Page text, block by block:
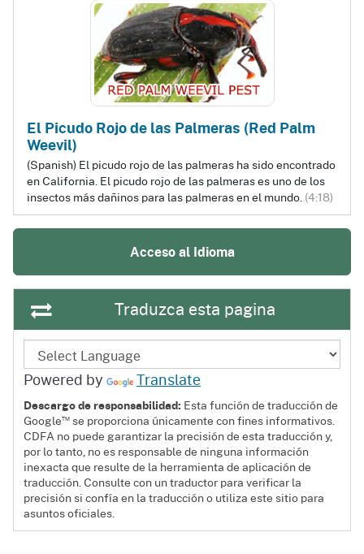
El Picudo Rojo de las Palmeras (Red Palm
Weevil)
(Spanish) El picudo rojo de las palmeras ha sido encontrado
en California. El picudo rojo de las palmeras es uno de los
insectos más dañinos para las palmeras en el mundo. (4:18)
Acceso al Idioma
Traduzca esta pagina
Powered by Translate
Descargo de responsabilidad: Esta función de traducción de
Google™ se proporciona únicamente con fines informativos.
CDFA no puede garantizar la precisión de esta traducción y,
por lo tanto, no es responsable de ninguna información
inexacta que resulte de la herramienta de aplicación de
traducción. Consulte con un traductor para verificar la
precisión si confía en la traducción o utiliza este sitio para
asuntos oficiales.